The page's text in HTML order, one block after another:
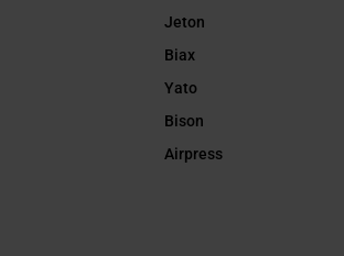
Jeton
Biax
Yato
Bison
Airpress